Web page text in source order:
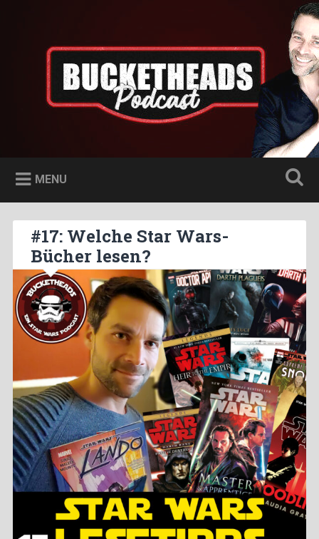
MENU
#17: Welche Star Wars-
Bücher lesen?